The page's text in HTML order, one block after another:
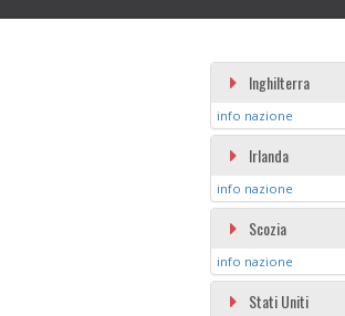
Inghilterra
info nazione
Irlanda
info nazione
Scozia
info nazione
Stati Uniti